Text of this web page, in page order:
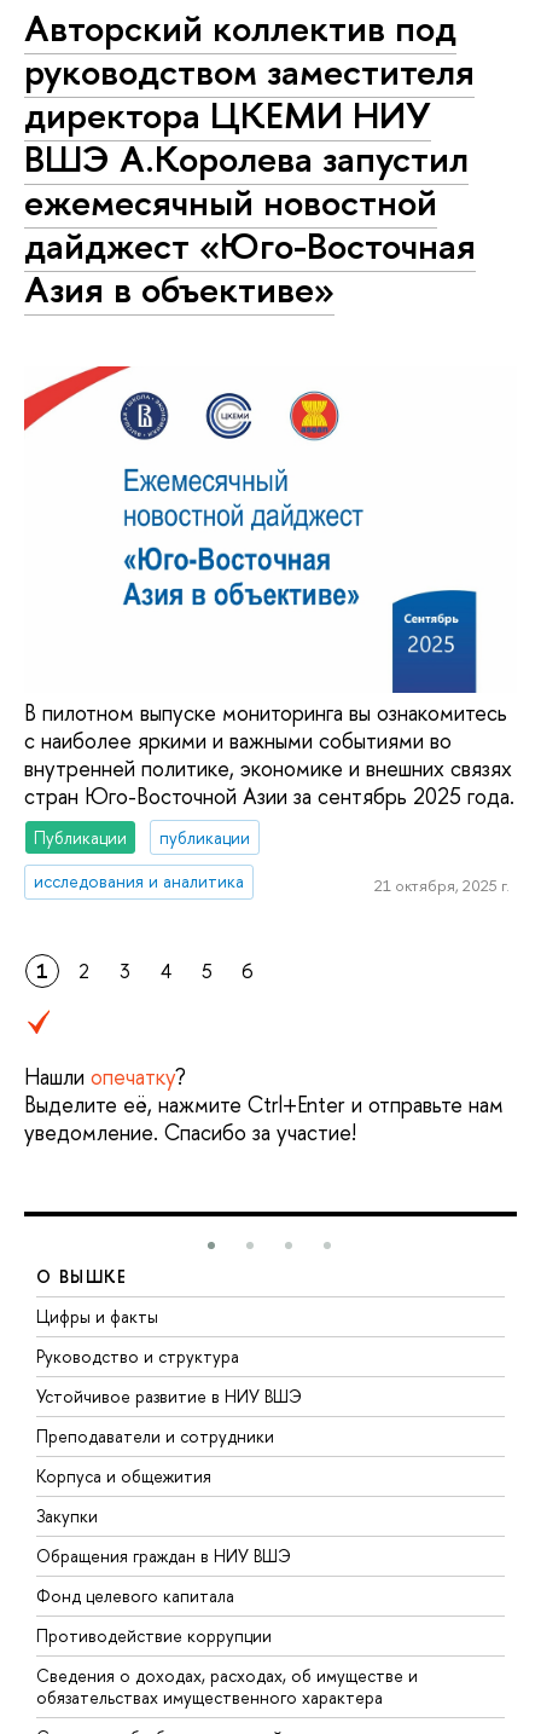
Авторский коллектив под
руководством заместителя
директора ЦКЕМИ НИУ
ВШЭ А.Королева запустил
ежемесячный новостной
дайджест «Юго-Восточная
Азия в объективе»
В пилотном выпуске мониторинга вы ознакомитесь
с наиболее яркими и важными событиями во
внутренней политике, экономике и внешних связях
стран Юго-Восточной Азии за сентябрь 2025 года.
Публикации
публикации
исследования и аналитика
21 октября, 2025 г.
1 2 3 4 5 6
Нашли опечатку?
Выделите её, нажмите Ctrl+Enter и отправьте нам
уведомление. Спасибо за участие!
О ВЫШКЕ
Цифры и факты
Руководство и структура
Устойчивое развитие в НИУ ВШЭ
Преподаватели и сотрудники
Корпуса и общежития
Закупки
Обращения граждан в НИУ ВШЭ
Фонд целевого капитала
Противодействие коррупции
Сведения о доходах, расходах, об имуществе и
обязательствах имущественного характера